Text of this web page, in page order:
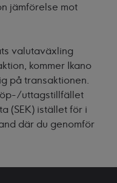
jämförelse mot
valutaväxling
kommer Ikano
på transaktionen.
uttagstillfället
(SEK) istället för i
där du genomför